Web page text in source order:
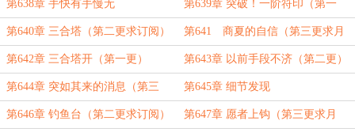
第638章 手快有手慢无 第639章 突破！一阶符印（第一
更）
第640章 三合塔（第二更求订阅） 第641 商夏的自信（第三更求月
票）
第642章 三合塔开（第一更） 第643章 以前手段不济（第二更）
第644章 突如其来的消息（第三
更）
第645章 细节发现
第646章 钓鱼台（第二更求订阅） 第647章 愿者上钩（第三更求月